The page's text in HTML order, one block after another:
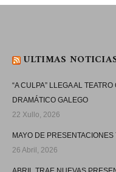
ULTIMAS
“A CULPA” LLEGA AL
DRAMÁTICO GALEGO
22 Xullo, 2026
MAYO DE
26 Abril, 2026